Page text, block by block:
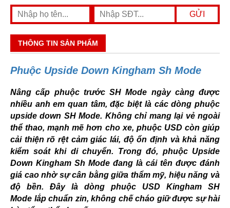
THÔNG TIN SẢN PHẨM
Phuộc Upside Down Kingham Sh Mode
Nâng cấp phuộc trước SH Mode ngày càng được
nhiều anh em quan tâm, đặc biệt là các dòng phuộc
upside down SH Mode. Không chỉ mang lại vẻ ngoài
thể thao, mạnh mẽ hơn cho xe, phuộc USD còn giúp
cải thiện rõ rệt cảm giác lái, độ ổn định và khả năng
kiểm soát khi di chuyển. Trong đó, phuộc Upside
Down Kingham Sh Mode đang là cái tên được đánh
giá cao nhờ sự cân bằng giữa thẩm mỹ, hiệu năng và
độ bền. Đây là dòng phuộc USD Kingham SH
Mode lắp chuẩn zin, không chế cháo giữ được sự hài